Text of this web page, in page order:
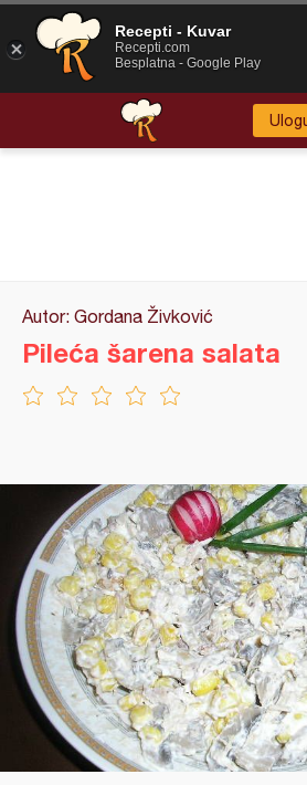
Autor: Gordana Živković
Pileća šarena salata
Recepti - Kuvar
Recepti.com
Besplatna - Google Play